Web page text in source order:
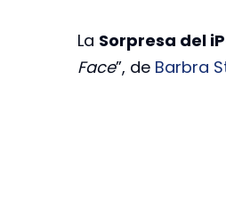
La Sorpresa del
Face”, de Barbra